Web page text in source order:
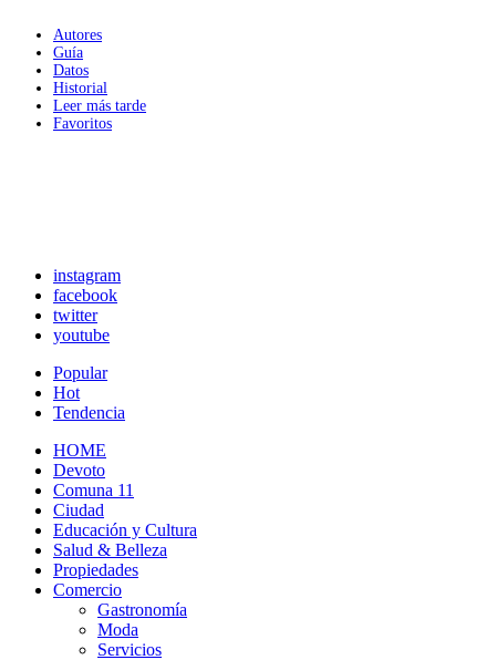
Autores
Guía
Datos
Historial
Leer más tarde
Favoritos
instagram
facebook
twitter
youtube
Popular
Hot
Tendencia
HOME
Devoto
Comuna 11
Ciudad
Educación y Cultura
Salud & Belleza
Propiedades
Comercio
Gastronomía
Moda
Servicios